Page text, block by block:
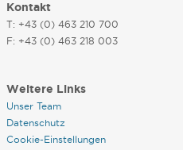
Kontakt
T: +43 (0) 463 210 700
F: +43 (0) 463 218 003
Weitere Links
Unser Team
Datenschutz
Cookie-Einstellungen